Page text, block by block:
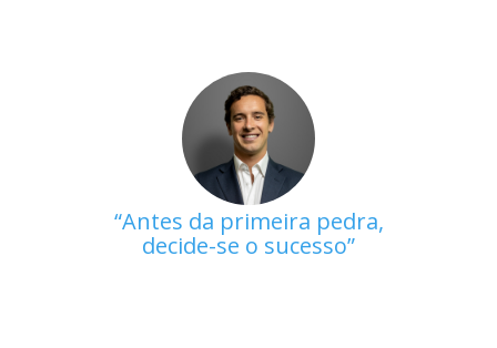
Antes da primeira pedra,
decide-se o sucesso